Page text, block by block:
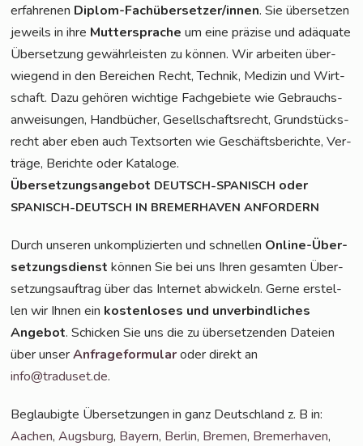
erfah­re­nen Diplom-Fach­über­set­zer/in­nen. Sie über­set­zen
jeweils in ihre Mut­ter­spra­che um eine prä­zi­se und adäqua­te
Über­set­zung gewähr­leis­ten zu kön­nen. Wir arbei­ten über­
wie­gend in den Berei­chen Recht, Tech­nik, Medi­zin und Wirt­
schaft. Dazu gehö­ren wich­ti­ge Fach­ge­bie­te wie Gebrauchs­
an­wei­sun­gen, Hand­bü­cher, Gesell­schafts­recht, Grund­stücks­
recht aber eben auch Text­sor­ten wie Geschäfts­be­rich­te, Ver­
trä­ge, Berich­te oder Kataloge.
Über­set­zungs­an­ge­bot DEUTSCH-SPANISCH oder
SPANISCH-DEUTSCH IN BREMERHAVEN ANFORDERN
Durch unse­ren unkom­pli­zier­ten und schnel­len Online-Über­
set­zungs­dienst kön­nen Sie bei uns Ihren gesam­ten Über­
set­zungs­auf­trag über das Inter­net abwi­ckeln. Ger­ne erstel­
len wir Ihnen ein kos­ten­lo­ses und unver­bind­li­ches
Ange­bot. Schi­cken Sie uns die zu über­set­zen­den Datei­en
über unserAnfra­ge­for­mu­laroder direkt an
info@traduset.de.
Beglau­big­te Über­set­zun­gen in ganz Deutsch­land z. B in:
Aachen,Augs­burg, Bay­ern, Ber­lin, Bre­men, Bre­mer­ha­ven,